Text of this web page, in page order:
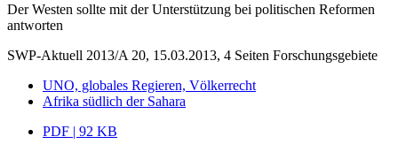
Der Westen sollte mit der Unterstützung bei politischen Reformen
antworten
SWP-Aktuell 2013/A 20, 15.03.2013, 4 Seiten Forschungsgebiete
UNO, globales Regieren, Völkerrecht
Afrika südlich der Sahara
PDF | 92 KB